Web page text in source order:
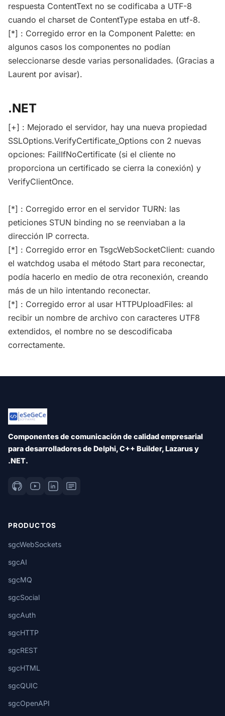
respuesta ContentText no se codificaba a UTF-8
cuando el charset de ContentType estaba en utf-8.
[*] : Corregido error en la Component Palette: en
algunos casos los componentes no podían
seleccionarse desde varias personalidades. (Gracias a
Laurent por avisar).
.NET
[+] : Mejorado el servidor, hay una nueva propiedad
SSLOptions.VerifyCertificate_Options con 2 nuevas
opciones: FailIfNoCertificate (si el cliente no
proporciona un certificado se cierra la conexión) y
VerifyClientOnce.
[*] : Corregido error en el servidor TURN: las
peticiones STUN binding no se reenviaban a la
dirección IP correcta.
[*] : Corregido error en TsgcWebSocketClient: cuando
el watchdog usaba el método Start para reconectar,
podía hacerlo en medio de otra reconexión, creando
más de un hilo intentando reconectar.
[*] : Corregido error al usar HTTPUploadFiles: al
recibir un nombre de archivo con caracteres UTF8
extendidos, el nombre no se descodificaba
correctamente.
Componentes de comunicación de calidad empresarial
para desarrolladores de Delphi, C++ Builder, Lazarus y
.NET.
PRODUCTOS
sgcWebSockets
sgcAI
sgcMQ
sgcSocial
sgcAuth
sgcHTTP
sgcREST
sgcHTML
sgcQUIC
sgcOpenAPI